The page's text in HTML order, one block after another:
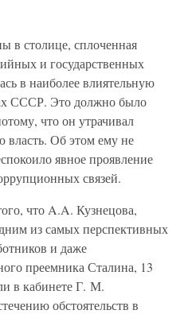
в столице, сплоченная
и государственных
в наиболее влиятельную
СССР. Это должно было
что он утрачивал
власть. Об этом ему не
явное проявление
связей.
что A.A. Кузнецова,
из самых перспективных
и даже
преемника Сталина, 13
в кабинете Г. М.
обстоятельств в